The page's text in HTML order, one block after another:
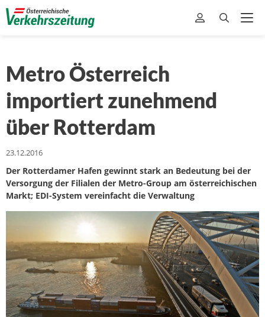
Metro Österreich
importiert zunehmend
über Rotterdam
23.12.2016
Der Rotterdamer Hafen gewinnt stark an Bedeutung bei der
Versorgung der Filialen der Metro-Group am österreichischen
Markt; EDI-System vereinfacht die Verwaltung